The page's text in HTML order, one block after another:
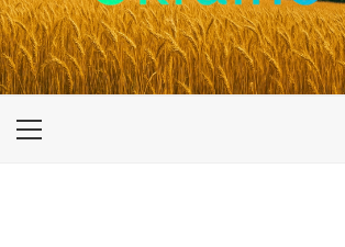
UKRAINE-IS
ПОДОРОЖI ПО УКРАЇНІ
Primary